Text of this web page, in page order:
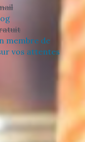
membre de
vos attentes